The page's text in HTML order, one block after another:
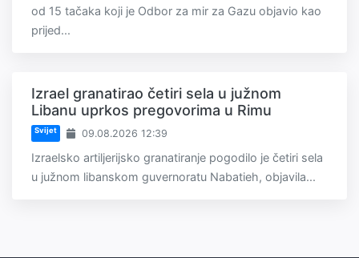
od 15 tačaka koji je Odbor za mir za Gazu objavio kao
prijed...
Izrael granatirao četiri sela u južnom
Libanu uprkos pregovorima u Rimu
Svijet 09.08.2026 12:39
Izraelsko artiljerijsko granatiranje pogodilo je četiri sela
u južnom libanskom guvernoratu Nabatieh, objavila...